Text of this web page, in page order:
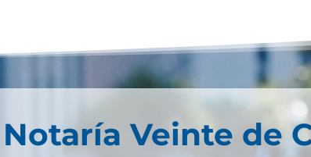
Notaría Veinte de